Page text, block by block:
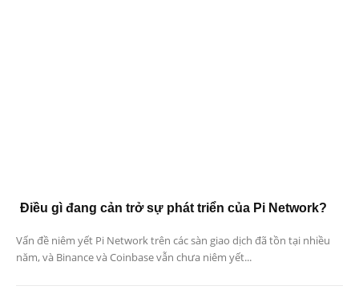
Điều gì đang cản trở sự phát triển của Pi Network?
Vấn đề niêm yết Pi Network trên các sàn giao dịch đã tồn tại nhiều
năm, và Binance và Coinbase vẫn chưa niêm yết...